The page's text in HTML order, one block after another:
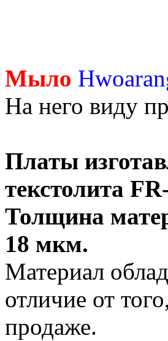
Мыло
На него виду
Платы
текстолита
Толщина
18 мкм.
Материал
отличие от
продаже.